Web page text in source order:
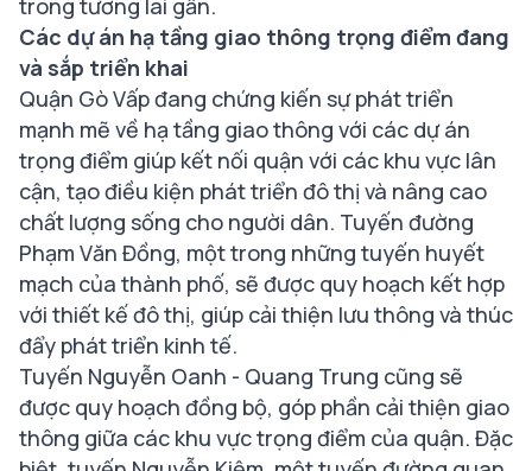
trong tương lai gần.
Các dự án hạ tầng giao thông trọng điểm đang
và sắp triển khai
Quận Gò Vấp đang chứng kiến sự phát triển
mạnh mẽ về hạ tầng giao thông với các dự án
trọng điểm giúp kết nối quận với các khu vực lân
cận, tạo điều kiện phát triển đô thị và nâng cao
chất lượng sống cho người dân. Tuyến đường
Phạm Văn Đồng, một trong những tuyến huyết
mạch của thành phố, sẽ được quy hoạch kết hợp
với thiết kế đô thị, giúp cải thiện lưu thông và thúc
đẩy phát triển kinh tế.
Tuyến Nguyễn Oanh - Quang Trung cũng sẽ
được quy hoạch đồng bộ, góp phần cải thiện giao
thông giữa các khu vực trọng điểm của quận. Đặc